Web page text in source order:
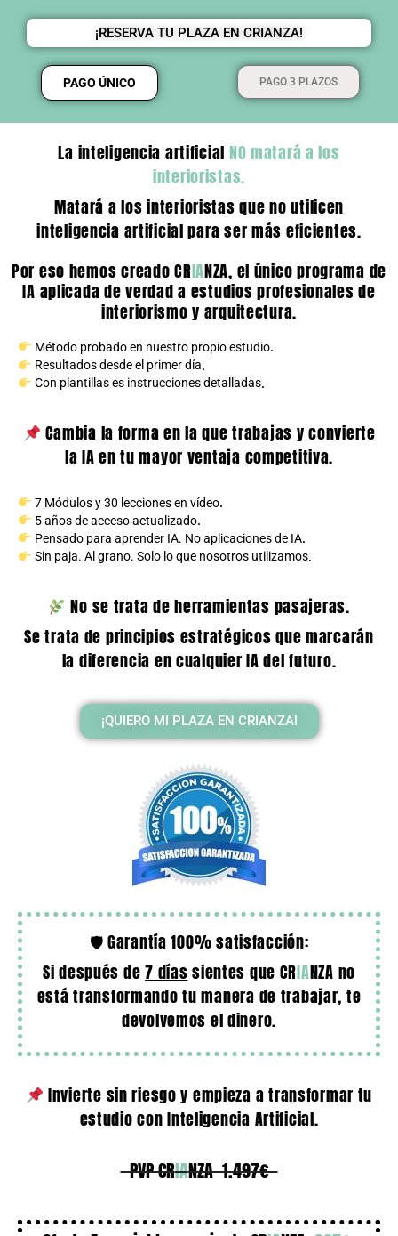
¡RESERVA TU PLAZA EN CRIANZA!
PAGO ÚNICO PAGO 3 PLAZOS
La inteligencia artificial NO matará a los
interioristas.
Matará a los interioristas que no utilicen
inteligencia artificial para ser más eficientes.
Por eso hemos creado CRIANZA, el único programa de
IA aplicada de verdad a estudios profesionales de
interiorismo y arquitectura.
Método probado en nuestro propio estudio.
Resultados desde el primer día
Con plantillas es instrucciones detalladas.
Cambia la forma en la que trabajas y convierte
la IA en tu mayor ventaja competitiva.
7 Módulos y 30 lecciones en vídeo.
5 años de acceso actualizado.
Pensado para aprender IA. No aplicaciones de IA.
Sin paja. Al grano. Solo lo que nosotros utilizamos.
No se trata de herramientas pasajeras.
Se trata de principios estratégicos que marcarán
la diferencia en cualquier IA del futuro.
¡QUIERO MI PLAZA EN CRIANZA!
🛡 Garantía 100% satisfacción:
Si después de7 díassientes que CRIANZA no
está transformando tu manera de trabajar, te
devolvemos el dinero.
Invierte sin riesgo y empieza a transformar tu
estudio con Inteligencia Artificial.
PVP CRIANZA 1.497€